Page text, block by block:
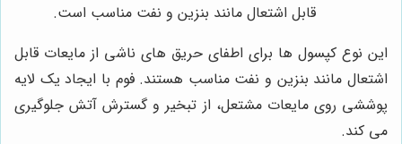
قابل اشتعال مانند بنزین و نفت مناسب است.
این نوع کپسول ها برای اطفای حریق های ناشی از مایعات قابل
اشتعال مانند بنزین و نفت مناسب هستند. فوم با ایجاد یک لایه
پوششی روی مایعات مشتعل، از تبخیر و گسترش آتش جلوگیری
می کند.